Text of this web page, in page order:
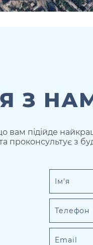
З
вам підійде
проконсультує з